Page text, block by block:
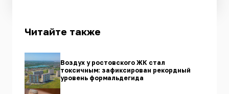
Читайте также
Воздух у ростовского ЖК стал
токсичным: зафиксирован рекордный
уровень формальдегида